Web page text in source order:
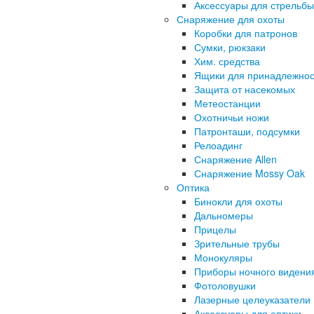
Аксессуары для стрельбы
Снаряжение для охоты
Коробки для патронов
Сумки, рюкзаки
Хим. средства
Ящики для
Защита от насекомых
Метеостанции
Охотничьи ножи
Патронташи, подсумки
Релоадинг
Снаряжение Allen
Снаряжение Mossy Oak
Оптика
Бинокли для охоты
Дальномеры
Прицелы
Зрительные трубы
Монокуляры
Приборы ночного
Фотоловушки
Лазерные целеуказатели